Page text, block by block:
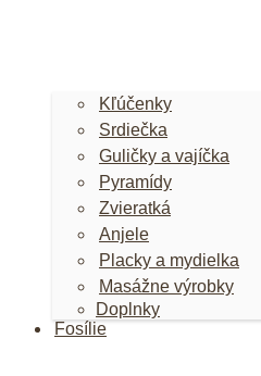
Kľúčenky
Srdiečka
Guličky a vajíčka
Pyramídy
Zvieratká
Anjele
Placky a mydielka
Masážne výrobky
Doplnky
Fosílie